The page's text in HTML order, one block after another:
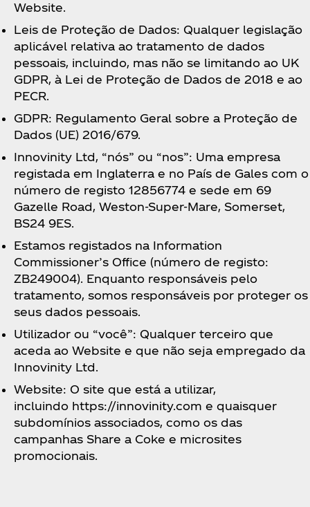
Website.
Leis de Proteção de Dados: Qualquer legislação
aplicável relativa ao tratamento de dados
pessoais, incluindo, mas não se limitando ao UK
GDPR, à Lei de Proteção de Dados de 2018 e ao
PECR.
GDPR: Regulamento Geral sobre a Proteção de
Dados (UE) 2016/679.
Innovinity Ltd, “nós” ou “nos”: Uma empresa
registada em Inglaterra e no País de Gales com o
número de registo 12856774 e sede em 69
Gazelle Road, Weston-Super-Mare, Somerset,
BS24 9ES.
Estamos registados na Information
Commissioner’s Office (número de registo:
ZB249004). Enquanto responsáveis pelo
tratamento, somos responsáveis por proteger os
seus dados pessoais.
Utilizador ou “você”: Qualquer terceiro que
aceda ao Website e que não seja empregado da
Innovinity Ltd.
Website: O site que está a utilizar,
incluindo https://innovinity.com e quaisquer
subdomínios associados, como os das
campanhas Share a Coke e microsites
promocionais.